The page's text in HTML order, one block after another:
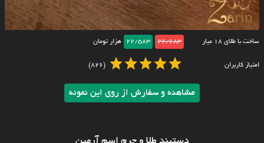
ساخت با طلای ۱۸ عیار 22/683
22/583 هزار تومان
امتیاز کاربران (826)
مشاهده و سفارش از روی این نمونه